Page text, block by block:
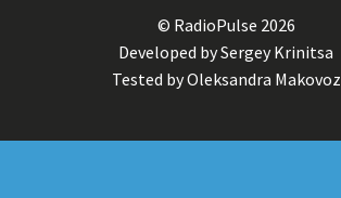
© RadioPulse 2026
Developed by Sergey Krinitsa
Tested by Oleksandra Makovoz